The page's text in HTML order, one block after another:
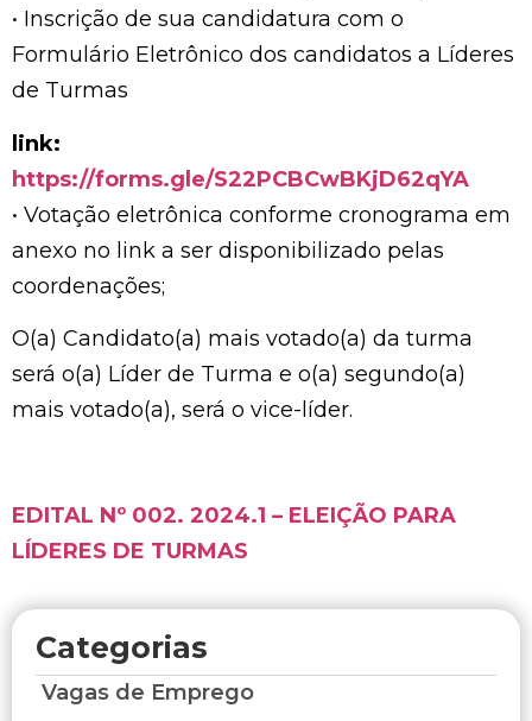
• Inscrição de sua candidatura com o
Formulário Eletrônico dos candidatos a Líderes
de Turmas
link:
https://forms.gle/S22PCBCwBKjD62qYA
• Votação eletrônica conforme cronograma em
anexo no link a ser disponibilizado pelas
coordenações;
O(a) Candidato(a) mais votado(a) da turma
será o(a) Líder de Turma e o(a) segundo(a)
mais votado(a), será o vice-líder.
EDITAL Nº 002. 2024.1 – ELEIÇÃO PARA
LÍDERES DE TURMAS
Categorias
Vagas de Emprego